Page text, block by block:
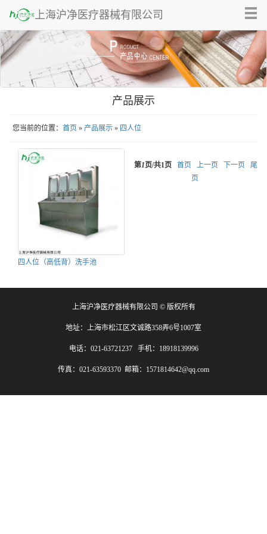
上海沪净医疗器械有限公司
产品展示
您当前的位置： 首页 » 产品展示 » 四人位
四人位（高低背）洗手池
第1页/共1 页 首页 上一页 下一页
尾
页
上海沪净医疗器械有限公司 © 版权所有
地址：上海市松江区文诚路358弄6号1007室
电话：021-63721237 手机：18918139996
传真：021-63593370 邮箱：1571814642@qq.com